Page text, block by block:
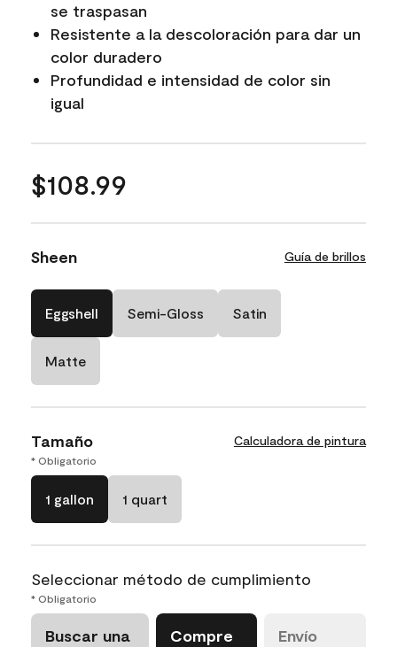
se traspasan
Resistente a la descoloración para dar un
color duradero
Profundidad e intensidad de color sin
igual
$108.99
Sheen Guía de brillos
Eggshell Semi-Gloss Satin
Matte
Tamaño Calculadora de pintura
* Obligatorio
1 gallon 1 quart
Seleccionar método de cumplimiento
* Obligatorio
Buscar una
Compre
Envío